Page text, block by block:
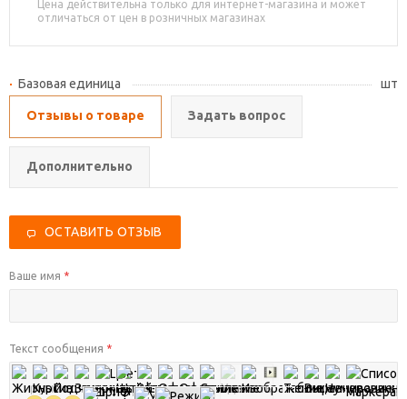
Цена действительна только для интернет-магазина и может
отличаться от цен в розничных магазинах
Базовая единица шт
Отзывы о товаре Задать вопрос
Дополнительно
ОСТАВИТЬ ОТЗЫВ
Ваше имя *
Текст сообщения *